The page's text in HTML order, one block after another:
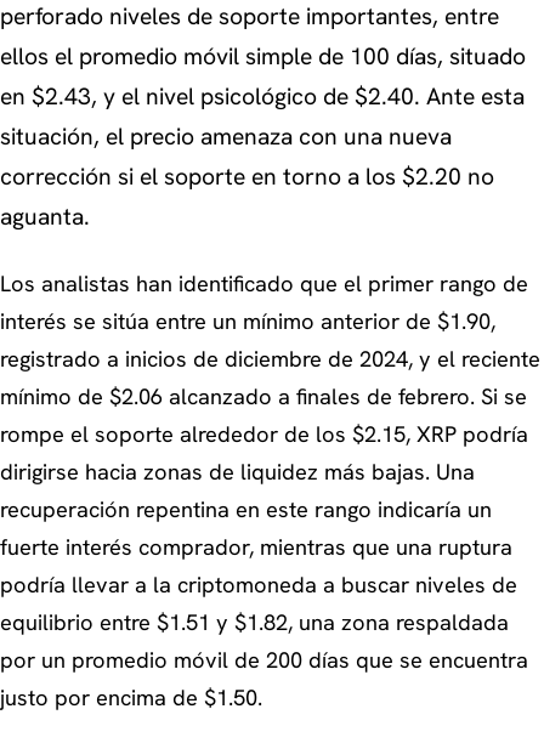
perforado niveles de soporte importantes, entre
ellos el promedio móvil simple de 100 días, situado
en $2.43, y el nivel psicológico de $2.40. Ante esta
situación, el precio amenaza con una nueva
corrección si el soporte en torno a los $2.20 no
aguanta.
Los analistas han identificado que el primer rango de
interés se sitúa entre un mínimo anterior de $1.90,
registrado a inicios de diciembre de 2024, y el reciente
mínimo de $2.06 alcanzado a finales de febrero. Si se
rompe el soporte alrededor de los $2.15, XRP podría
dirigirse hacia zonas de liquidez más bajas. Una
recuperación repentina en este rango indicaría un
fuerte interés comprador, mientras que una ruptura
podría llevar a la criptomoneda a buscar niveles de
equilibrio entre $1.51 y $1.82, una zona respaldada
por un promedio móvil de 200 días que se encuentra
justo por encima de $1.50.